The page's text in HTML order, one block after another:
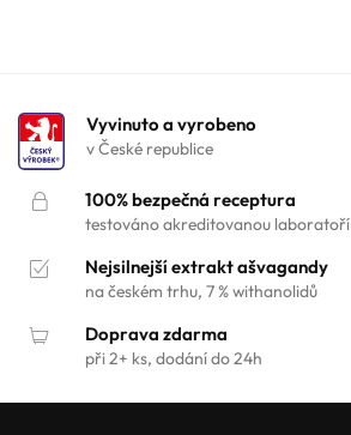
Vyvinuto a vyrobeno
v České republice
100% bezpečná receptura
testováno akreditovanou laboratoří
Nejsilnejší extrakt ašvagandy
na českém trhu, 7 % withanolidů
Doprava zdarma
při 2+ ks, dodání do 24h